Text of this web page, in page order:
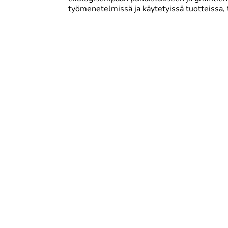
työmenetelmissä ja käytetyissä tuotteissa,